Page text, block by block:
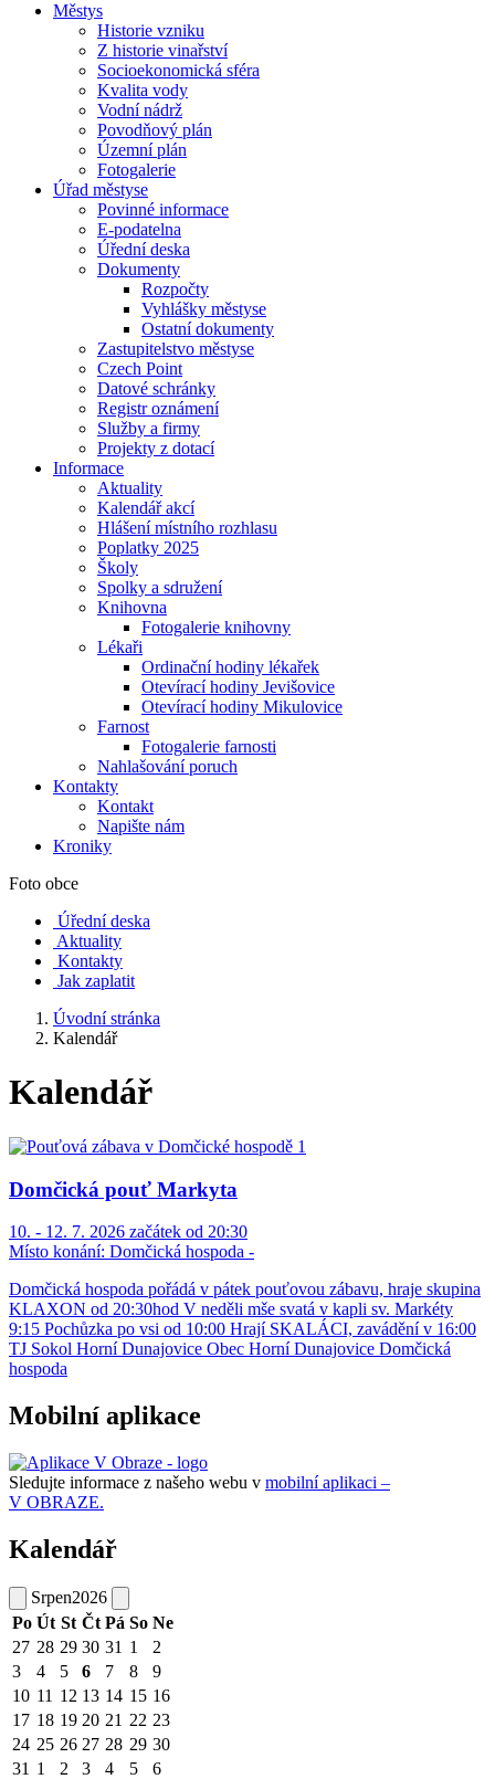
Městys
Historie vzniku
Z historie vinařství
Socioekonomická sféra
Kvalita vody
Vodní nádrž
Povodňový plán
Územní plán
Fotogalerie
Úřad městyse
Povinné informace
E-podatelna
Úřední deska
Dokumenty
Rozpočty
Vyhlášky městyse
Ostatní dokumenty
Zastupitelstvo městyse
Czech Point
Datové schránky
Registr oznámení
Služby a firmy
Projekty z dotací
Informace
Aktuality
Kalendář akcí
Hlášení místního rozhlasu
Poplatky 2025
Školy
Spolky a sdružení
Knihovna
Fotogalerie knihovny
Lékaři
Ordinační hodiny lékařek
Otevírací hodiny Jevišovice
Otevírací hodiny Mikulovice
Farnost
Fotogalerie farnosti
Nahlašování poruch
Kontakty
Kontakt
Napište nám
Kroniky
Foto obce
Úřední deska
Aktuality
Kontakty
Jak zaplatit
Úvodní stránka
Kalendář
Kalendář
Domčická pouť Markyta
10. - 12. 7. 2026 začátek od 20:30
Místo konání: Domčická hospoda -
Domčická hospoda pořádá v pátek pouťovou zábavu, hraje skupina
KLAXON od 20:30hod V neděli mše svatá v kapli sv. Markéty
9:15 Pochůzka po vsi od 10:00 Hrají SKALÁCI, zavádění v 16:00
TJ Sokol Horní Dunajovice Obec Horní Dunajovice Domčická
hospoda
Mobilní aplikace
Sledujte informace z našeho webu v mobilní aplikaci –
V OBRAZE.
Kalendář
Srpen2026
Po Út St Čt Pá So Ne
27 28 29 30 31 1
2
3
4 5 6 7 8
9
10 11 12 13 14 15 16
17 18 19 20 21 22 23
24 25 26 27 28 29 30
31 1 2 3 4 5 6